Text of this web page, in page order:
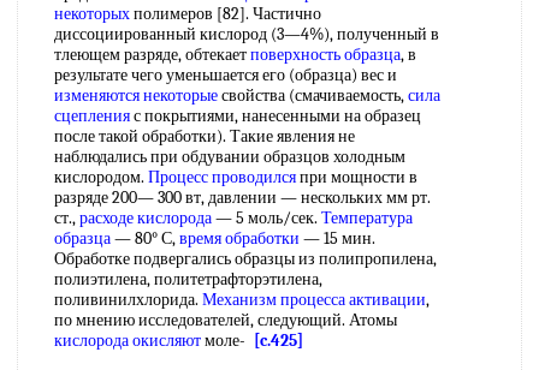
некоторыхполимеров [82]. Частично
диссоциированный кислород (3—4%), полученный в
тлеющем разряде, обтекаетповерхность образца, в
результате чего уменьшается его (образца) вес и
изменяются некоторыесвойства (смачиваемость,сила
сцепленияс покрытиями, нанесенными на образец
после такой обработки). Такие явления не
наблюдались при обдувании образцов холодным
кислородом. Процесс проводилсяпри мощности в
разряде 200— 300 вт, давлении — нескольких мм рт.
ст.,расходе кислорода— 5 моль/сек. Температура
образца— 80° С,время обработки — 15 мин.
Обработке подвергались образцы из полипропилена,
полиэтилена, политетрафторэтилена,
поливинилхлорида. Механизм процесса активации,
по мнению исследователей, следующий. Атомы
кислорода окисляютмоле-
[c.425]